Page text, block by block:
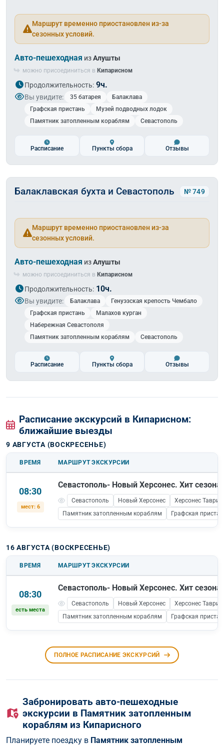
Маршрут временно приостановлен из-за
сезонных условий.
Авто-пешеходная изАлушты
можно присоединиться в Кипарисном
Продолжительность: 9ч.
Вы увидите: 35 батарея
Балаклава
Графская пристань
Музей подводных лодок
Памятник затопленным кораблям
Севастополь
Расписание Пункты сбора Отзывы
Балаклавская бухта и Севастополь № 749
Маршрут временно приостановлен из-за
сезонных условий.
Авто-пешеходная изАлушты
можно присоединиться в Кипарисном
Продолжительность: 10ч.
Вы увидите: Балаклава
Генуэзская крепость Чембало
Графская пристань
Малахов курган
Набережная Севастополя
Памятник затопленным кораблям
Севастополь
Расписание Пункты сбора Отзывы
Расписание экскурсий в Кипарисном:
ближайшие выезды
9 АВГУСТА (ВОСКРЕСЕНЬЕ)
ВРЕМЯ МАРШРУТ ЭКСКУРСИИ
08:30
мест: 6
Севастополь- Новый Херсонес. Хит сезона!
Севастополь Новый Херсонес
Херсонес
Памятник затопленным кораблям
Графская
16 АВГУСТА (ВОСКРЕСЕНЬЕ)
ВРЕМЯ МАРШРУТ ЭКСКУРСИИ
08:30
есть места
Севастополь- Новый Херсонес. Хит сезона!
Севастополь Новый Херсонес
Херсонес
Памятник затопленным кораблям
Графская
ПОЛНОЕ РАСПИСАНИЕ ЭКСКУРСИЙ
Забронировать авто-пешеходные
экскурсии в Памятник затопленным
кораблям из Кипарисного
Планируете поездку в Памятник затопленным